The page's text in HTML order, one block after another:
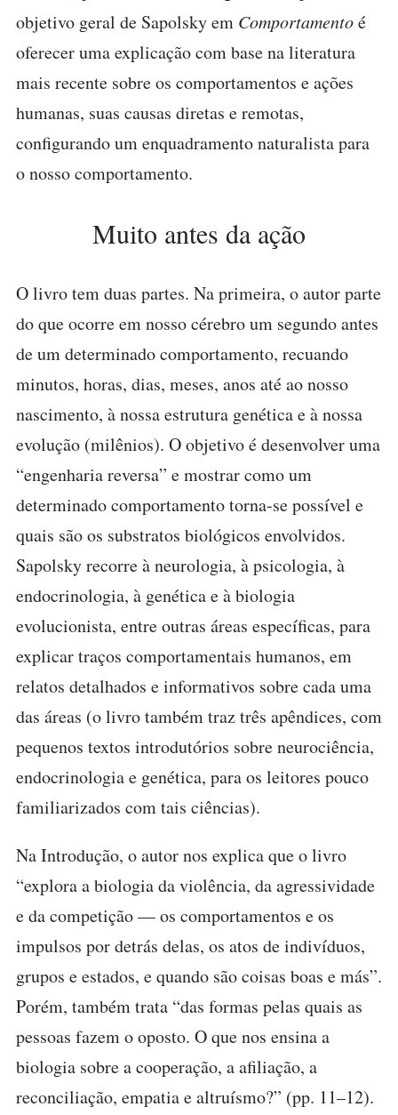
objetivo geral de Sapolsky em Comportamentoé
oferecer uma explicação com base na literatura
mais recente sobre os comportamentos e ações
humanas, suas causas diretas e remotas,
configurando um enquadramento naturalista para
o nosso comportamento.
Muito antes da ação
O livro tem duas partes. Na primeira, o autor parte
do que ocorre em nosso cérebro um segundo antes
de um determinado comportamento, recuando
minutos, horas, dias, meses, anos até ao nosso
nascimento, à nossa estrutura genética e à nossa
evolução (milênios). O objetivo é desenvolver uma
“engenharia reversa” e mostrar como um
determinado comportamento torna-se possível e
quais são os substratos biológicos envolvidos.
Sapolsky recorre à neurologia, à psicologia, à
endocrinologia, à genética e à biologia
evolucionista, entre outras áreas específicas, para
explicar traços comportamentais humanos, em
relatos detalhados e informativos sobre cada uma
das áreas (o livro também traz três apêndices, com
pequenos textos introdutórios sobre neurociência,
endocrinologia e genética, para os leitores pouco
familiarizados com tais ciências).
Na Introdução, o autor nos explica que o livro
“explora a biologia da violência, da agressividade
e da competição — os comportamentos e os
impulsos por detrás delas, os atos de indivíduos,
grupos e estados, e quando são coisas boas e más”.
Porém, também trata “das formas pelas quais as
pessoas fazem o oposto. O que nos ensina a
biologia sobre a cooperação, a afiliação, a
reconciliação, empatia e altruísmo?” (pp. 11–12).